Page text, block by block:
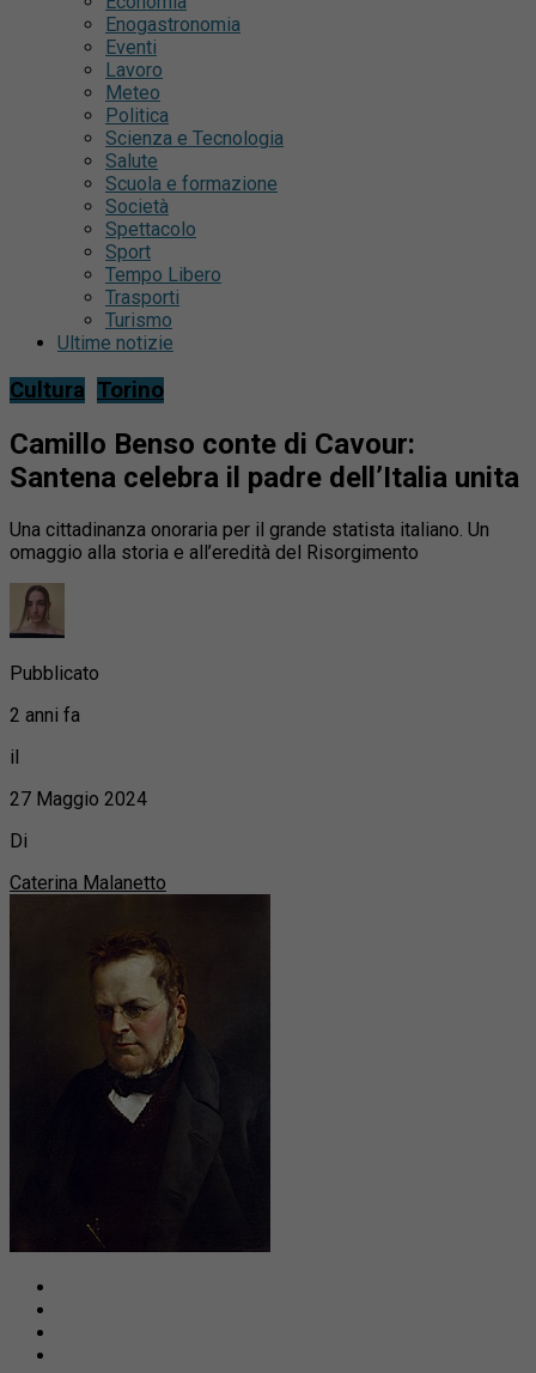
Enogastronomia
Eventi
Lavoro
Meteo
Politica
Scienza e Tecnologia
Salute
Scuola e formazione
Società
Spettacolo
Sport
Tempo Libero
Trasporti
Turismo
Ultime notizie
Cultura Torino
Camillo Benso conte di Cavour:
Santena celebra il padre dell’Italia unita
Una cittadinanza onoraria per il grande statista italiano. Un
omaggio alla storia e all’eredità del Risorgimento
Pubblicato
2 anni fa
il
27 Maggio 2024
Di
Caterina Malanetto